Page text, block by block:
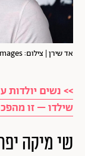
אד שירן | צילום: GettyImages
>> נשים
שילדו – זו
שי מיקה